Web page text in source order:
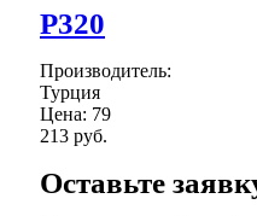
P320
Производитель:
Турция
Цена: 79
213 руб.
Оставьте